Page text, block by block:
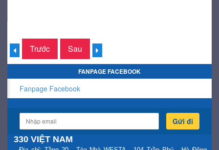
Trước Sau
FANPAGE FACEBOOK
Fanpage Facebook
Gửi đi
330 VIỆT NAM